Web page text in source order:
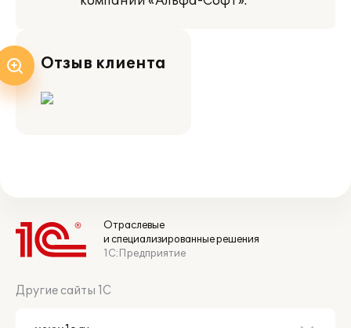
Отзыв клиента
Отраслевые
и специализированные решения
1С:Предприятие
Другие сайты 1С